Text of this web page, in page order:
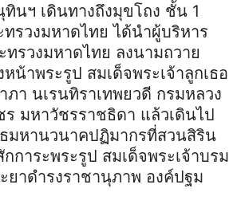
นฯ เดินทางถึงมุขโถง ชั้น 1
ทรวงมหาดไทย ได้นําผู้บริหาร
ทรวงมหาดไทย ลงนามถวาย
น้าพระรูป สมเด็จพระเจ้าลูกเธอ
ภา นเรนทิราเทพยวดี กรมหลวง
มหาวัชรราชธิดา แล้วเดินไป
มหานวนาคปฏิมากรที่สวนสิริน
การะพระรูป สมเด็จพระเจ้าบรม
ยาดํารงราชานุภาพ องค์ปฐม